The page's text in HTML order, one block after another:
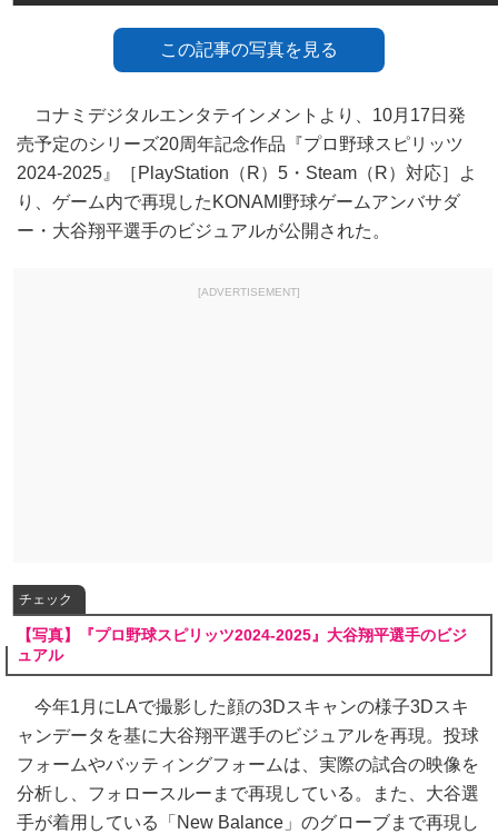
この記事の写真を見る
コナミデジタルエンタテインメントより、10月17日発
売予定のシリーズ20周年記念作品『プロ野球スピリッツ
2024‐2025』［PlayStation（R）5・Steam（R）対応］よ
り、ゲーム内で再現したKONAMI野球ゲームアンバサダ
ー・大谷翔平選手のビジュアルが公開された。
[ADVERTISEMENT]
チェック
【写真】『プロ野球スピリッツ2024‐2025』大谷翔平選手のビジ
ュアル
今年1月にLAで撮影した顔の3Dスキャンの様子3Dスキ
ャンデータを基に大谷翔平選手のビジュアルを再現。投球
フォームやバッティングフォームは、実際の試合の映像を
分析し、フォロースルーまで再現している。また、大谷選
手が着用している「New Balance」のグローブまで再現し